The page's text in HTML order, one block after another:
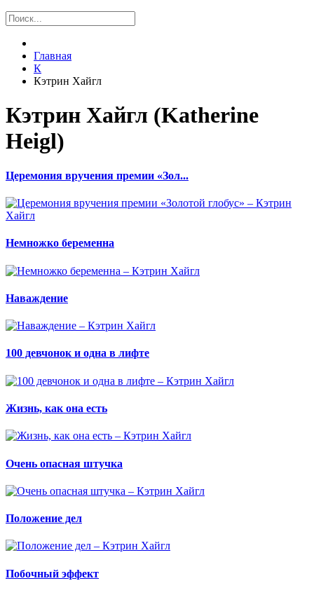
Главная
К
Кэтрин Хайгл
Кэтрин Хайгл (Katherine
Heigl)
Церемония вручения премии «Зол...
Немножко беременна
Наваждение
100 девчонок и одна в лифте
Жизнь, как она есть
Очень опасная штучка
Положение дел
Побочный эффект